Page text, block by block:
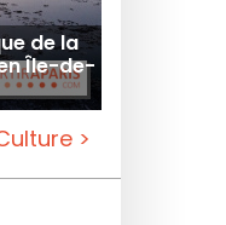
de la
Île-de-
>